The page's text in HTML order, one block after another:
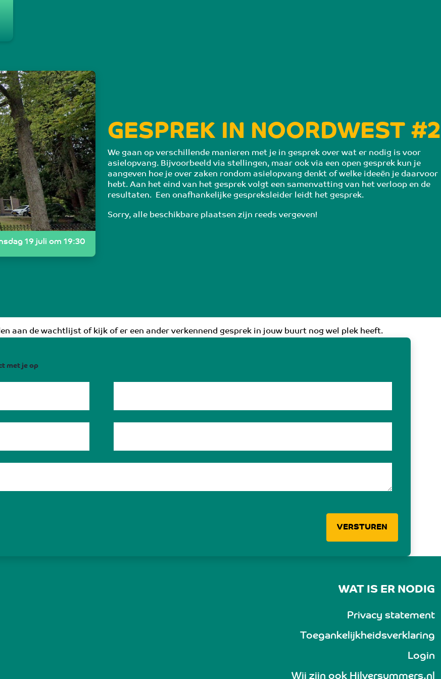
19 juli om 19:30
GESPREK IN NOORDWEST #2
We gaan op verschillende manieren met je in gesprek over wat er nodig is voor
asielopvang. Bijvoorbeeld via stellingen, maar ook via een open gesprek kun je
aangeven hoe je over zaken rondom asielopvang denkt of welke ideeën je daarvoor
hebt. Aan het eind van het gesprek volgt een samenvatting van het verloop en de
resultaten.  Een onafhankelijke gespreksleider leidt het gesprek.
Sorry, alle beschikbare plaatsen zijn reeds vergeven!
aan de wachtlijst of kijk of er een ander verkennend gesprek in jouw buurt nog wel plek heeft.
met je op
VERSTUREN
WAT IS ER NODIG
Privacy statement
Toegankelijkheidsverklaring
Login
Wij zijn ook Hilversummers.nl